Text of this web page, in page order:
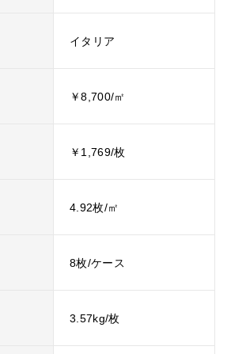
イタリア
￥8,700/㎡
￥1,769/枚
4.92枚/㎡
8枚/ケース
3.57kg/枚